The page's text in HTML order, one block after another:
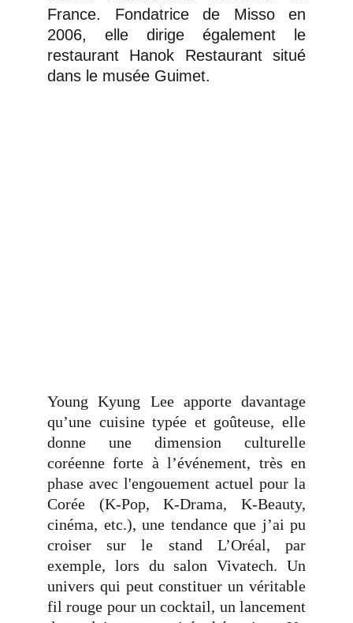
France. Fondatrice de Misso en
2006, elle dirige également le
restaurant Hanok Restaurant situé
dans le musée Guimet.
Young Kyung Lee apporte davantage
qu’une cuisine typée et goûteuse, elle
donne une dimension
culturelle
coréenne forte à l’événement, très en
phase avec l'engouement actuel pour la
Corée (K-Pop, K-Drama, K-Beauty,
cinéma, etc.), une tendance que j’ai pu
croiser sur le stand L’Oréal, par
exemple, lors du salon Vivatech. Un
univers qui peut constituer un véritable
fil rouge pour un cocktail, un lancement